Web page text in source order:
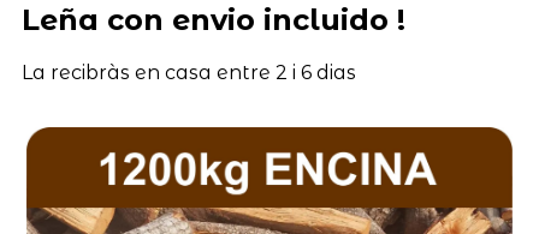
Leña con envio incluido !
La recibràs en casa entre 2 i 6 dias